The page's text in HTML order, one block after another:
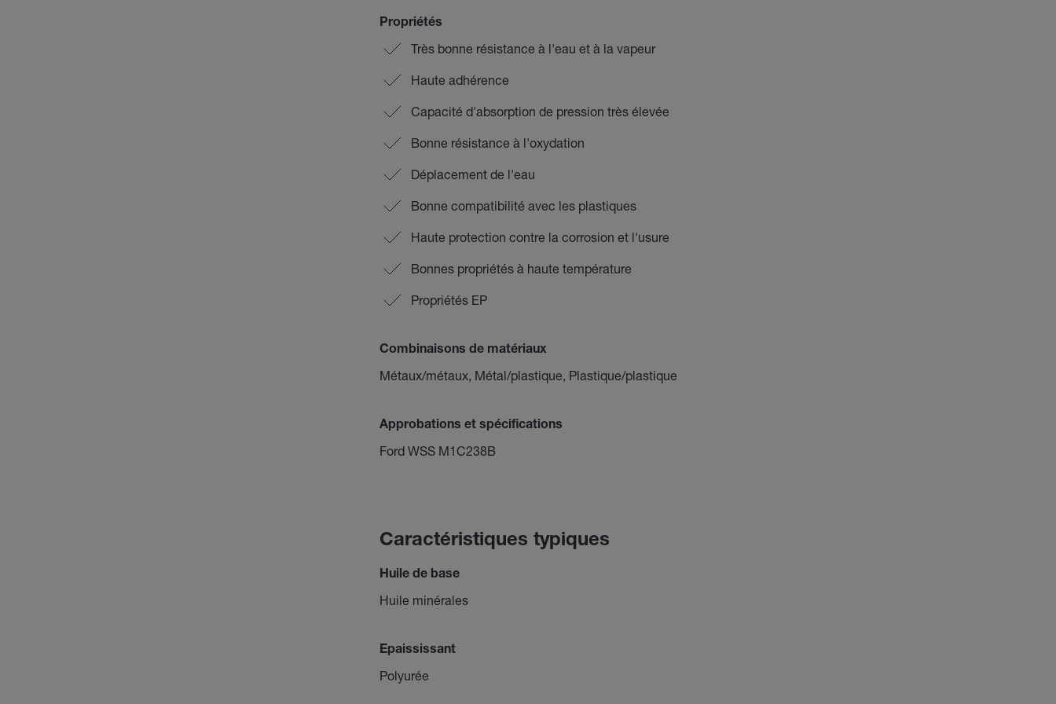
Propriétés
Très bonne résistance à l'eau et à la vapeur
Haute adhérence
Capacité d'absorption de pression très élevée
Bonne résistance à l'oxydation
Déplacement de l'eau
Bonne compatibilité avec les plastiques
Haute protection contre la corrosion et l'usure
Bonnes propriétés à haute température
Propriétés EP
Combinaisons de matériaux
Métaux/métaux, Métal/plastique, Plastique/plastique
Approbations et spécifications
Ford WSS M1C238B
Caractéristiques typiques
Huile de base
Huile minérales
Epaississant
Polyurée